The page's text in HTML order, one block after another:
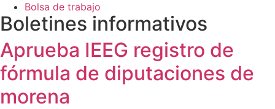
Bolsa de trabajo
Boletines informativos
Aprueba IEEG registro de
fórmula de diputaciones de
morena